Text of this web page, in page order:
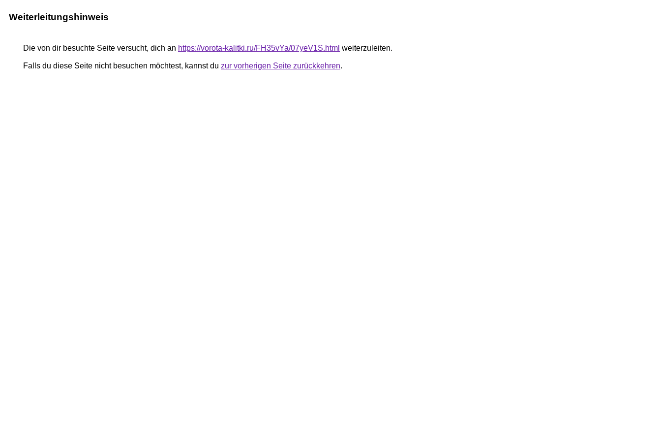
Weiterleitungshinweis
Die von dir besuchte Seite versucht, dich an https://vorota-kalitki.ru/FH35vYa/07yeV1S.html weiterzuleiten.
Falls du diese Seite nicht besuchen möchtest, kannst du zur vorherigen Seite zurückkehren.